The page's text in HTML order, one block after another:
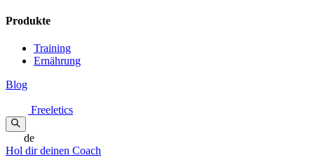
Produkte
Training
Ernährung
Blog
Freeletics
de
Hol dir deinen Coach